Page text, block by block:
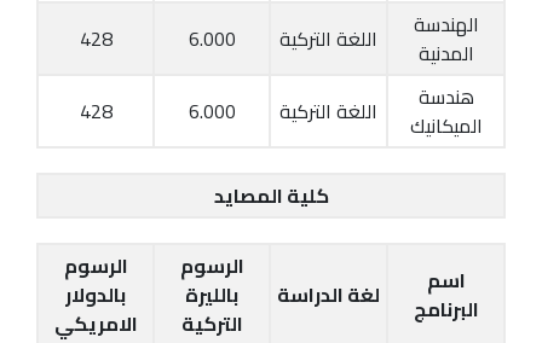
الهندسة
المدنية
اللغة التركية 6.000
428
هندسة
الميكانيك
اللغة التركية 6.000
428
كلية المصايد
اسم
البرنامج
لغة الدراسة
الرسوم
بالليرة
التركية
الرسوم
بالدولار
الامريكي